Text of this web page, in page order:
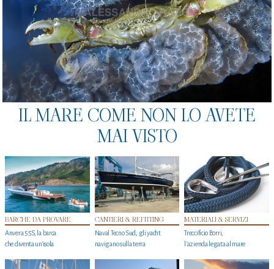
IL MARE COME NON LO AVETE
MAI VISTO
BARCHE DA PROVARE
Anvera 55S, la barca
che diventa un'isola
CANTIERI & REFITTING
Naval Tecno Sud, gli yacht
navigano sulla terra
MATERIALI & SERVIZI
Treccificio Borri,
l'azienda legata al mare